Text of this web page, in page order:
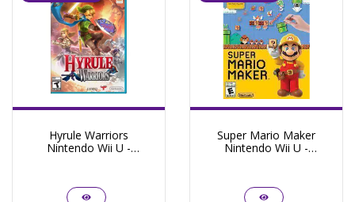
Hyrule Warriors
Nintendo Wii U -
Super Mario Maker
Nintendo Wii U -